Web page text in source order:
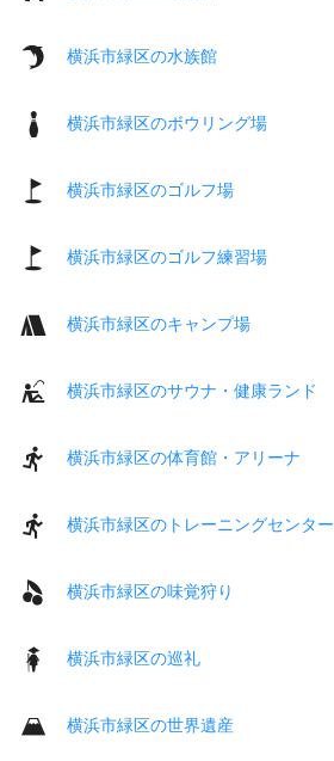
横浜市緑区の水族館
横浜市緑区のボウリング場
横浜市緑区のゴルフ場
横浜市緑区のゴルフ練習場
横浜市緑区のキャンプ場
横浜市緑区のサウナ・健康ランド
横浜市緑区の体育館・アリーナ
横浜市緑区のトレーニングセンター
横浜市緑区の味覚狩り
横浜市緑区の巡礼
横浜市緑区の世界遺産